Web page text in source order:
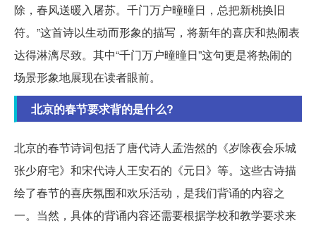
除，春风送暖入屠苏。千门万户曈曈日，总把新桃换旧
符。”这首诗以生动而形象的描写，将新年的喜庆和热闹表
达得淋漓尽致。其中“千门万户曈曈日”这句更是将热闹的
场景形象地展现在读者眼前。
北京的春节要求背的是什么?
北京的春节诗词包括了唐代诗人孟浩然的《岁除夜会乐城
张少府宅》和宋代诗人王安石的《元日》等。这些古诗描
绘了春节的喜庆氛围和欢乐活动，是我们背诵的内容之
一。当然，具体的背诵内容还需要根据学校和教学要求来